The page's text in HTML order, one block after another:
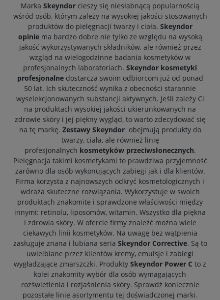
Marka Skeyndor cieszy się niesłabnącą popularnością
wśród osób, którym zależy na wysokiej jakości stosowanych
produktów do pielęgnacji twarzy i ciała. Skeyndor
opiniema bardzo dobre nie tylko ze względu na wysoką
jakość wykorzystywanych składników, ale również przez
wzgląd na wielogodzinne badania kosmetyków w
profesjonalnych laboratoriach. Skeyndor kosmetyki
profesjonalnedostarcza swoim odbiorcom już od ponad
50 lat. Ich skuteczność wynika z obecności starannie
wyselekcjonowanych substancji aktywnych. Jeśli zależy Ci
na produktach wysokiej jakości ukierunkowanych na
zdrowie skóry i jej piękny wygląd, to warto zdecydować się
na tę markę. Zestawy Skeyndorobejmują produkty do
twarzy, ciała, ale również linię
profesjonalnych kosmetyków przeciwsłonecznych.
Pielęgnacja takimi kosmetykami to prawdziwa przyjemność
zarówno dla osób wykonujących zabiegi jak i dla klientów.
Firma korzysta z najnowszych odkryć kosmetologicznych i
wdraża skuteczne rozwiązania. Wykorzystuje w swoich
produktach znakomite i sprawdzone właściwości między
innymi: retinolu, liposomów, witamin. Wszystko dla piękna
i zdrowia skóry. W ofercie firmy znaleźć można wiele
ciekawych linii kosmetyków. Na uwagę bez wątpienia
zasługuje znana i lubiana seria Skeyndor Corrective. Są to
uwielbiane przez klientów kremy, emulsje i zabiegi
wygładzające zmarszczki. Produkty Skeyndor Power C to z
kolei znakomity wybór dla osób wymagających
rozświetlenia i rozjaśnienia skóry. Sprawdź koniecznie
pozostałe linie asortymentu tej doświadczonej marki.